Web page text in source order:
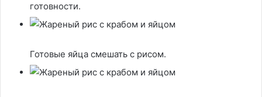
готовности.
Готовые яйца смешать с рисом.